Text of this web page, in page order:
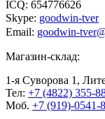
ICQ: 654776626
Skype: goodwin-tver
Email: goodwin-
Магазин-склад:
1-я Суворова 1,
Тел: +7 (4822) 355-
Моб. +7 (919)-0541-